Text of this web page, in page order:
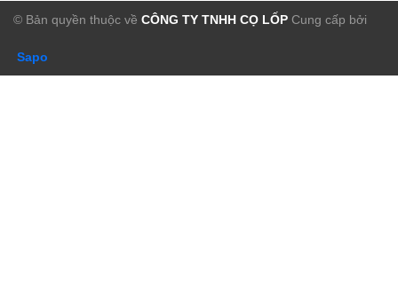
© Bản quyền thuộc về CÔNG TY TNHH CỌ LỐP Cung cấp bởi
Sapo